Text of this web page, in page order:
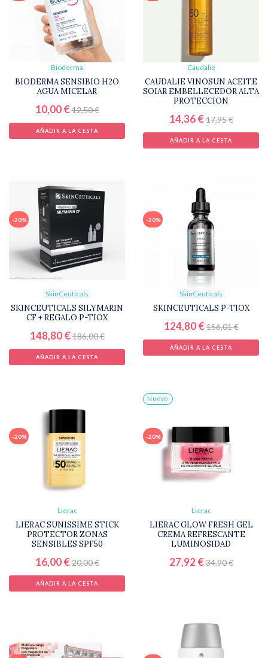
Bioderma
BIODERMA SENSIBIO H2O
AGUA MICELAR
10,00 €12,50 €
AÑADIR A LA CESTA
Caudalie
CAUDALIE VINOSUN ACEITE
SOIAR EMBELLECEDOR ALTA
PROTECCION
14,36 €17,95 €
AÑADIR A LA CESTA
-20%
SkinCeuticals
SKINCEUTICALS SILYMARIN
CF + REGALO P-TIOX
148,80 €186,00 €
AÑADIR A LA CESTA
-20%
SkinCeuticals
SKINCEUTICALS P-TIOX
124,80 €156,01 €
AÑADIR A LA CESTA
-20%
Lierac
LIERAC SUNISSIME STICK
PROTECTOR ZONAS
SENSIBLES SPF50
16,00 €20,00 €
AÑADIR A LA CESTA
Nuevo
-20%
Lierac
LIERAC GLOW FRESH GEL
CREMA REFRESCANTE
LUMINOSIDAD
27,92 €34,90 €